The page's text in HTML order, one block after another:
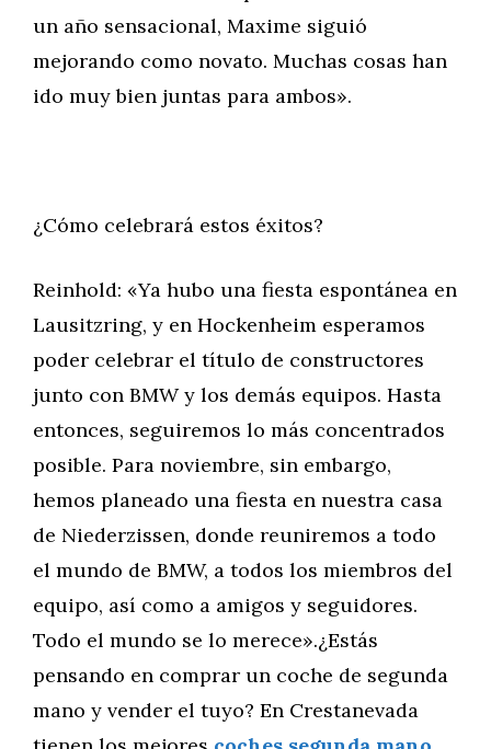
un año sensacional, Maxime siguió
mejorando como novato. Muchas cosas han
ido muy bien juntas para ambos».
¿Cómo celebrará estos éxitos?
Reinhold: «Ya hubo una fiesta espontánea en
Lausitzring, y en Hockenheim esperamos
poder celebrar el título de constructores
junto con BMW y los demás equipos. Hasta
entonces, seguiremos lo más concentrados
posible. Para noviembre, sin embargo,
hemos planeado una fiesta en nuestra casa
de Niederzissen, donde reuniremos a todo
el mundo de BMW, a todos los miembros del
equipo, así como a amigos y seguidores.
Todo el mundo se lo merece».¿Estás
pensando en comprar un coche de segunda
mano y vender el tuyo? En Crestanevada